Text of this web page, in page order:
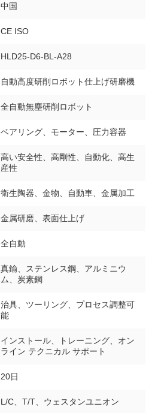
中国
CE ISO
HLD25-D6-BL-A28
自動高度研削ロボット仕上げ研磨機
全自動無塵研削ロボット
ベアリング、モーター、圧力容器
高い安全性、高剛性、自動化、高生
産性
衛生陶器、金物、自動車、金属加工
金属研磨、表面仕上げ
全自動
真鍮、ステンレス鋼、アルミニウ
ム、炭素鋼
治具、ツーリング、プロセス調整可
能
インストール、トレーニング、オン
ライン テクニカル サポート
20日
L/C、T/T、ウェスタンユニオン